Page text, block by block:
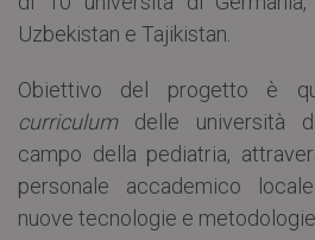
Uzbekistan e Tajikistan.
Obiettivo del progetto è
curriculumdelle università
campo della pediatria,
personale accademico
nuove tecnologie e